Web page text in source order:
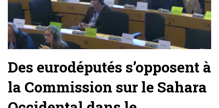
Des eurodéputés s’opposent à
la Commission sur le Sahara